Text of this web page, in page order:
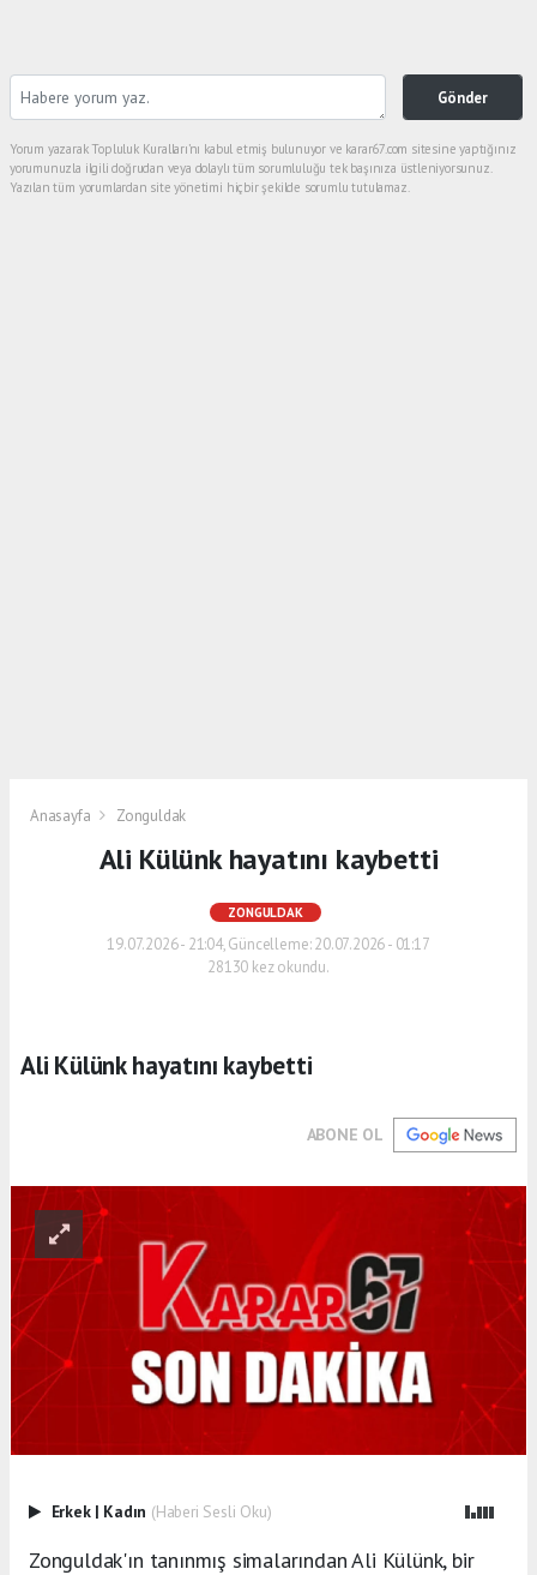
Gönder
Yorum yazarak Topluluk Kuralları’nı kabul etmiş bulunuyor ve karar67.com sitesine yaptığınız
yorumunuzla ilgili doğrudan veya dolaylı tüm sorumluluğu tek başınıza üstleniyorsunuz.
Yazılan tüm yorumlardan site yönetimi hiçbir şekilde sorumlu tutulamaz.
Anasayfa Zonguldak
Ali Külünk hayatını kaybetti
ZONGULDAK
19.07.2026 - 21:04, Güncelleme: 20.07.2026 - 01:17
28130 kez okundu.
Ali Külünk hayatını kaybetti
ABONE OL
Erkek | Kadın (Haberi Sesli Oku)
Zonguldak'ın tanınmış simalarından Ali Külünk, bir